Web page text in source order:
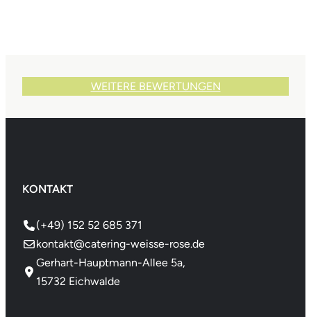
WEITERE BEWERTUNGEN
KONTAKT
(+49) 152 52 685 371
kontakt@catering-weisse-rose.de
Gerhart-Hauptmann-Allee 5a,
15732 Eichwalde